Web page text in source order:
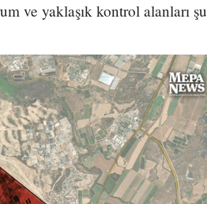
ve yaklaşık kontrol alanları şu